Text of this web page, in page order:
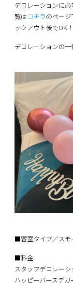
デコレーションに
覧はコチラのペー
ックアウト後でOK！
デコレーションの一
■客室タイプ／スモ
■料金
スタッフデコレー
ハッピーバースデ